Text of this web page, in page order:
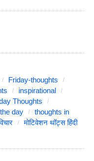
Friday-thoughts
inspirational
Thoughts
day
thoughts in
मोटिवेशन थॉट्स हिंदी